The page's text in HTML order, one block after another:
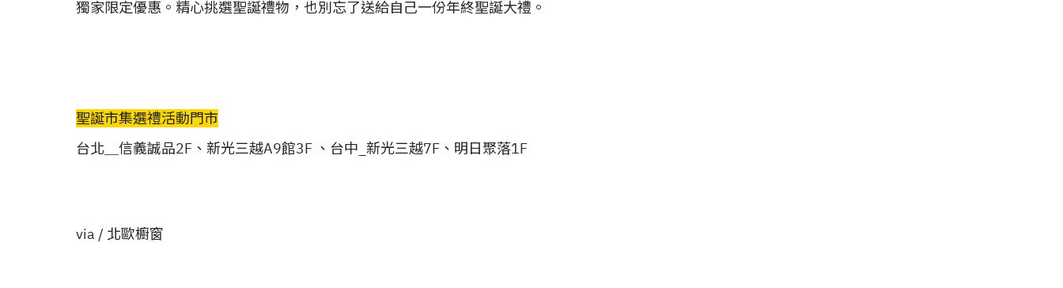
獨家限定優惠。精心挑選聖誕禮物，也別忘了送給自己一份年終聖誕大禮。
聖誕市集選禮活動門市
台北＿信義誠品2F、新光三越A9館3F 、 台中_新光三越7F、明日聚落1F
via / 北歐櫥窗